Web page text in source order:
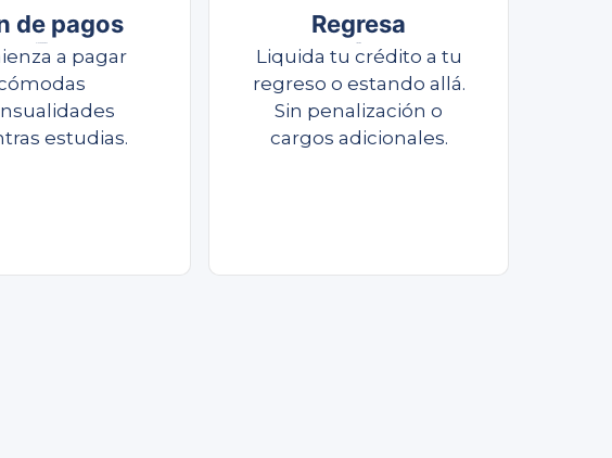
de pagos
a pagar
estudias.
Regresa
Liquida tu crédito a tu
regreso o estando allá.
Sin penalización o
cargos adicionales.